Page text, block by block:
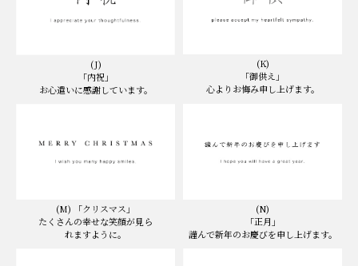
(J)
「内祝」
お心遣いに感謝しています。
(K)
「御供え」
心よりお悔み申し上げます。
(M) 「クリスマス」
たくさんの幸せな笑顔が見ら
れますように。
(N)
「正月」
謹んで新年のお慶びを申し上げます。